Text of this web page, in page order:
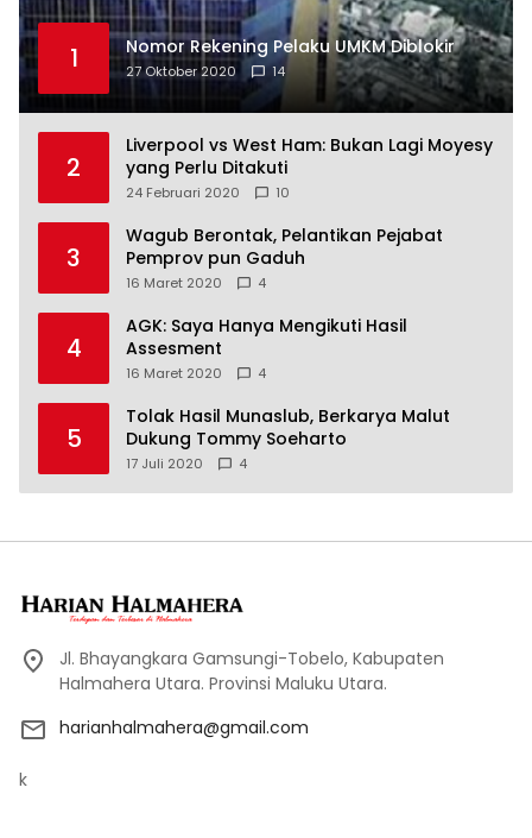
1 Nomor Rekening Pelaku UMKM Diblokir
27 Oktober 2020 14
2
Liverpool vs West Ham: Bukan Lagi Moyesy
yang Perlu Ditakuti
24 Februari 2020 10
3
Wagub Berontak, Pelantikan Pejabat
Pemprov pun Gaduh
16 Maret 2020 4
4
AGK: Saya Hanya Mengikuti Hasil
Assesment
16 Maret 2020 4
5
Tolak Hasil Munaslub, Berkarya Malut
Dukung Tommy Soeharto
17 Juli 2020 4
Jl. Bhayangkara Gamsungi-Tobelo, Kabupaten
Halmahera Utara. Provinsi Maluku Utara.
harianhalmahera@gmail.com
k